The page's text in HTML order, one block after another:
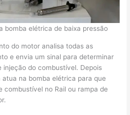
bomba elétrica de baixa pressão
do motor analisa todas as
e envia um sinal para determinar
injeção do combustível. Depois
na bomba elétrica para que
combustível no Rail ou rampa de